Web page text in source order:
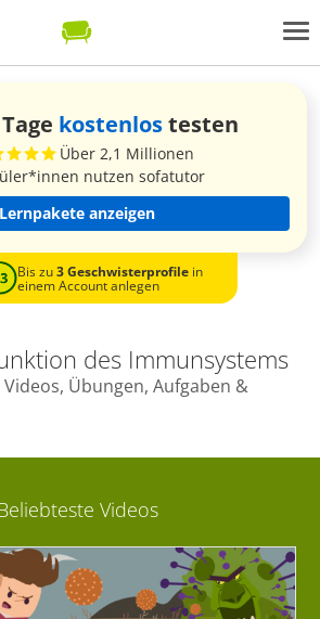
kostenlostesten
Über 2,1 Millionen
nutzen sofatutor
Lernpakete anzeigen
Bis zu3 Geschwisterprofilein
einem Account anlegen
des Immunsystems
Übungen, Aufgaben &
Videos